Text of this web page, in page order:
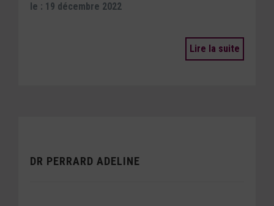
le : 19 décembre 2022
Lire la suite
DR PERRARD ADELINE